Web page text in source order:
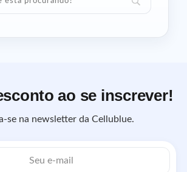
ao se inscrever!
se na newsletter da Cellublue.
Endereço
de